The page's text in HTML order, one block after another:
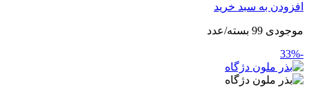
افزودن به سبد خرید
موجودی 99 بسته/عدد
-33%